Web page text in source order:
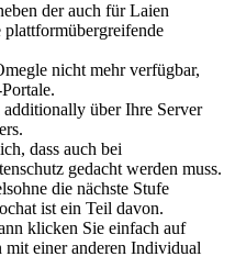
der auch für Laien
nicht mehr verfügbar,
über Ihre Server
dass auch bei
gedacht werden muss.
die nächste Stufe
ist ein Teil davon.
klicken Sie einfach auf
mit einer anderen Individual